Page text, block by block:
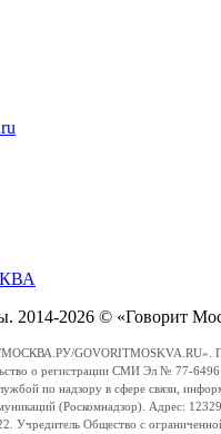
2014-2026 © «Говорит
GOVORITMOSKVA.RU».
о регистрации СМИ Эл № 77-
по надзору в сфере связи,
(Роскомнадзор). Адрес:
Учредитель Общество с